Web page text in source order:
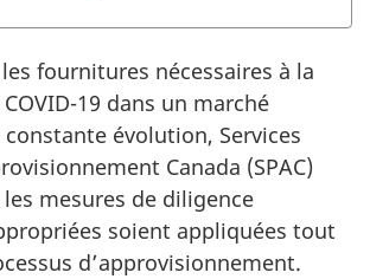
fournitures nécessaires à la
19 dans un marché
évolution, Services
Canada (SPAC)
mesures de diligence
soient appliquées tout
d’approvisionnement.